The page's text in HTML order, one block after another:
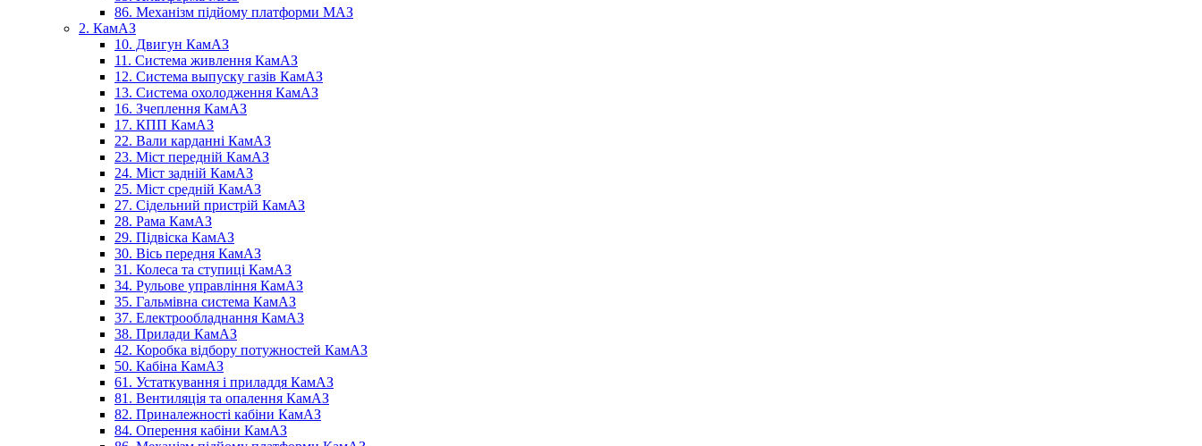
86. Механізм підйому платформи МАЗ
2. КамАЗ
10. Двигун КамАЗ
11. Система живлення КамАЗ
12. Система выпуску газів КамАЗ
13. Система охолодження КамАЗ
16. Зчеплення КамАЗ
17. КПП КамАЗ
22. Вали карданні КамАЗ
23. Міст передній КамАЗ
24. Міст задній КамАЗ
25. Міст средній КамАЗ
27. Сідельний пристрій КамАЗ
28. Рама КамАЗ
29. Підвіска КамАЗ
30. Вісь передня КамАЗ
31. Колеса та ступиці КамАЗ
34. Рульове управління КамАЗ
35. Гальмівна система КамАЗ
37. Електрообладнання КамАЗ
38. Прилади КамАЗ
42. Коробка відбору потужностей КамАЗ
50. Кабіна КамАЗ
61. Устаткування і приладдя КамАЗ
81. Вентиляція та опалення КамАЗ
82. Приналежності кабіни КамАЗ
84. Оперення кабіни КамАЗ